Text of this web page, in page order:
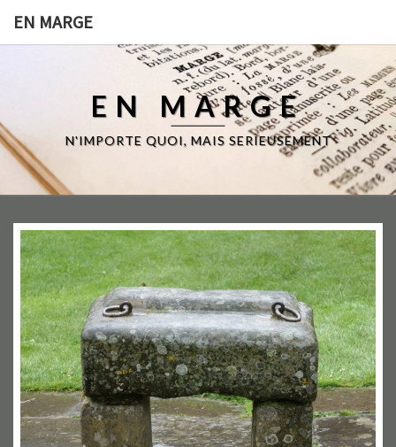
EN MARGE
EN MARGE
N'IMPORTE QUOI, MAIS SERIEUSEMENT